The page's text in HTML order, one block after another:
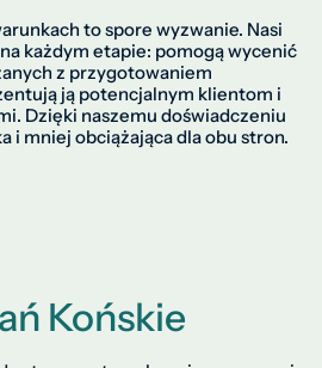
to spore wyzwanie. Nasi
każdym etapie: pomogą wycenić
z przygotowaniem
ją potencjalnym klientom i
Dzięki naszemu doświadczeniu
i mniej obciążająca dla obu stron.
Końskie